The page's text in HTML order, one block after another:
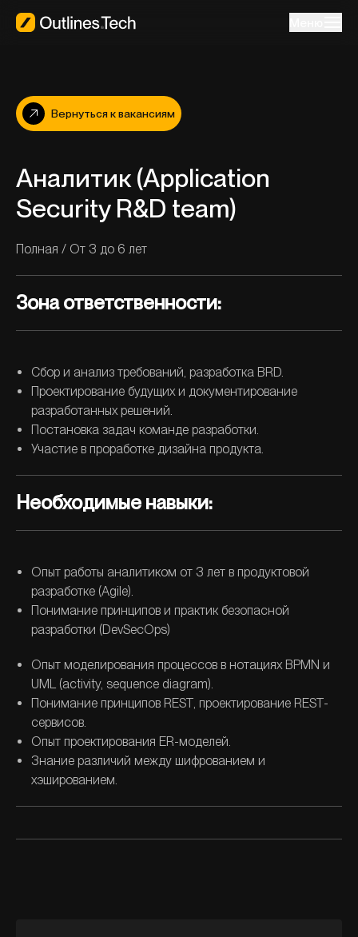
Вернуться к вакансиям
Аналитик (Application
Security R&D team)
Полная / От 3 до 6 лет
Зона ответственности:
Сбор и анализ требований, разработка BRD.
Проектирование будущих и документирование
разработанных решений.
Постановка задач команде разработки.
Участие в проработке дизайна продукта.
Необходимые навыки:
Опыт работы аналитиком от 3 лет в продуктовой
разработке (Agile).
Понимание принципов и практик безопасной
разработки (DevSecOps)
Опыт моделирования процессов в нотациях BPMN и
UML (activity, sequence diagram).
Понимание принципов REST, проектирование REST-
сервисов.
Опыт проектирования ER-моделей.
Знание различий между шифрованием и
хэшированием.